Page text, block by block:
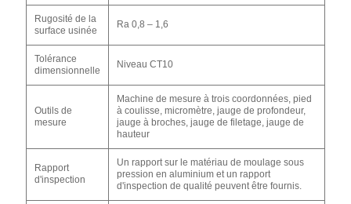
Rugosité de la
surface usinée
Ra 0,8 – 1,6
Tolérance
dimensionnelle
Niveau CT10
Outils de
mesure
Machine de mesure à trois coordonnées, pied
à coulisse, micromètre, jauge de profondeur,
jauge à broches, jauge de filetage, jauge de
hauteur
Rapport
d'inspection
Un rapport sur le matériau de moulage sous
pression en aluminium et un rapport
d'inspection de qualité peuvent être fournis.